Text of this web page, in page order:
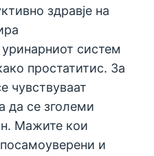
здравје на
систем
простатитис. За
чувствуваат
да се зголеми
Мажите кои
и